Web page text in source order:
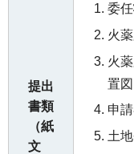
提出
書類
（紙
文
委
火
火
置
申
土